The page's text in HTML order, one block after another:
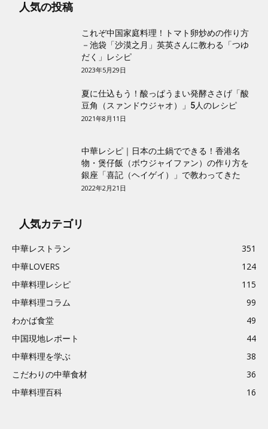
人気の投稿
これぞ中国家庭料理！トマト卵炒めの作り方
－池袋「沙漠之月」英英さんに教わる「つゆ
だく」レシピ
2023年5月29日
夏に仕込もう！酸っぱうまい発酵ささげ「酸
豆角（スァンドウジャオ）」5人のレシピ
2021年8月11日
中華レシピ｜日本の土鍋でできる！香港名
物・煲仔飯（ボウジャイファン）の作り方を
銀座「喜記（ヘイゲイ）」で教わってきた
2022年2月21日
人気カテゴリ
中華レストラン
351
中華LOVERS
124
中華料理レシピ
115
中華料理コラム
99
わかば食堂
49
中国現地レポート
44
中華料理を学ぶ
38
こだわりの中華食材
36
中華料理百科
16